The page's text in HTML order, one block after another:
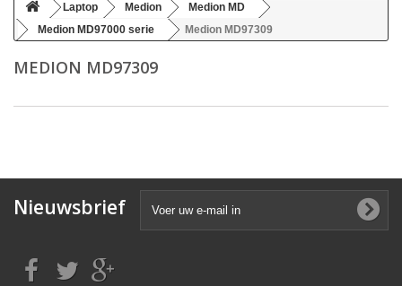
Laptop Medion
Medion MD
Medion MD97000 serie
Medion MD97309
MEDION MD97309
Nieuwsbrief